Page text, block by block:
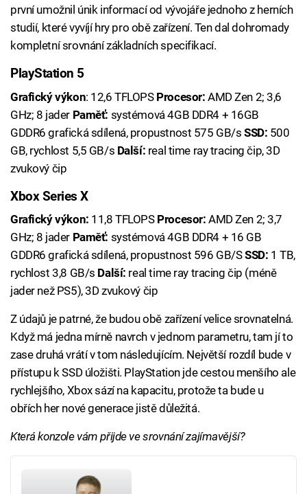
první umožnil únik informací od vývojáře jednoho z herních
studií, které vyvíjí hry pro obě zařízení. Ten dal dohromady
kompletní srovnání základních specifikací.
PlayStation 5
Grafický výkon: 12,6 TFLOPS Procesor: AMD Zen 2; 3,6
GHz; 8 jader Paměť: systémová 4GB DDR4 + 16GB
GDDR6 grafická sdílená, propustnost 575 GB/sSSD: 500
GB, rychlost 5,5 GB/s Další: real time ray tracing čip, 3D
zvukový čip
Xbox Series X
Grafický výkon: 11,8 TFLOPS Procesor: AMD Zen 2; 3,7
GHz; 8 jader Paměť: systémová 4GB DDR4 + 16 GB
GDDR6 grafická sdílená, propustnost 596 GB/SSSD: 1 TB,
rychlost 3,8 GB/s Další: real time ray tracing čip (méně
jader než PS5), 3D zvukový čip
Z údajů je patrné, že budou obě zařízení velice srovnatelná.
Když má jedna mírně navrch v jednom parametru, tam jí to
zase druhá vrátí v tom následujícím. Největší rozdíl bude v
přístupu k SSD úložišti. PlayStation jde cestou menšího ale
rychlejšího, Xbox sází na kapacitu, protože ta bude u
obřích her nové generace jistě důležitá.
Která konzole vám přijde ve srovnání zajímavější?